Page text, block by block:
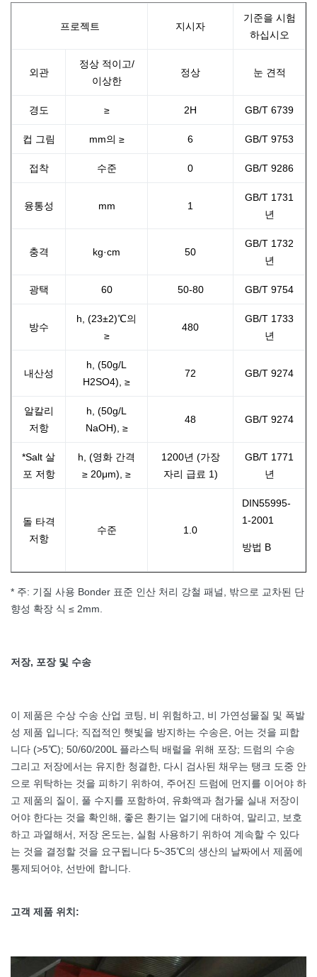
프로젝트 지시자
기준을 시험
하십시오
외관
정상 적이고/
이상한
정상 눈 견적
경도 ≥ 2H GB/T 6739
컵 그림 mm의 ≥ 6 GB/T 9753
접착 수준 0 GB/T 9286
융통성 mm 1
GB/T 1731
년
충격 kg·cm 50
GB/T 1732
년
광택 60 50-80 GB/T 9754
방수
h, (23±2)℃의
≥
480
GB/T 1733
년
내산성
h, (50g/L
H2SO4), ≥
72 GB/T 9274
알칼리
저항
h, (50g/L
NaOH), ≥
48 GB/T 9274
*Salt 살
포 저항
h, (영화 간격
≥ 20μm), ≥
1200년 (가장
자리 급료 1)
GB/T 1771
년
돌 타격
저항
수준 1.0
DIN55995-
1-2001
방법 B
* 주: 기질 사용 Bonder 표준 인산 처리 강철 패널, 밖으로 교차된 단
향성 확장 식 ≤ 2mm.
저장, 포장 및 수송
이 제품은 수상 수송 산업 코팅, 비 위험하고, 비 가연성물질 및 폭발
성 제품 입니다; 직접적인 햇빛을 방지하는 수송은, 어는 것을 피합
니다 (>5℃); 50/60/200L 플라스틱 배럴을 위해 포장; 드럼의 수송
그리고 저장에서는 유지한 청결한, 다시 검사된 채우는 탱크 도중 안
으로 위탁하는 것을 피하기 위하여, 주어진 드럼에 먼지를 이어야 하
고 제품의 질이, 풀 수지를 포함하여, 유화액과 첨가물 실내 저장이
어야 한다는 것을 확인해, 좋은 환기는 얼기에 대하여, 말리고, 보호
하고 과열해서, 저장 온도는, 실험 사용하기 위하여 계속할 수 있다
는 것을 결정할 것을 요구됩니다 5~35℃의 생산의 날짜에서 제품에
통제되어야, 선반에 합니다.
고객 제품 위치: